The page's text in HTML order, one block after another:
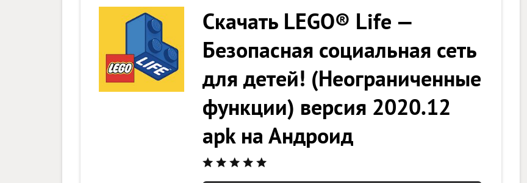
Скачать LEGO® Life —
Безопасная социальная сеть
для детей! (Неограниченные
функции) версия 2020.12
apk на Андроид